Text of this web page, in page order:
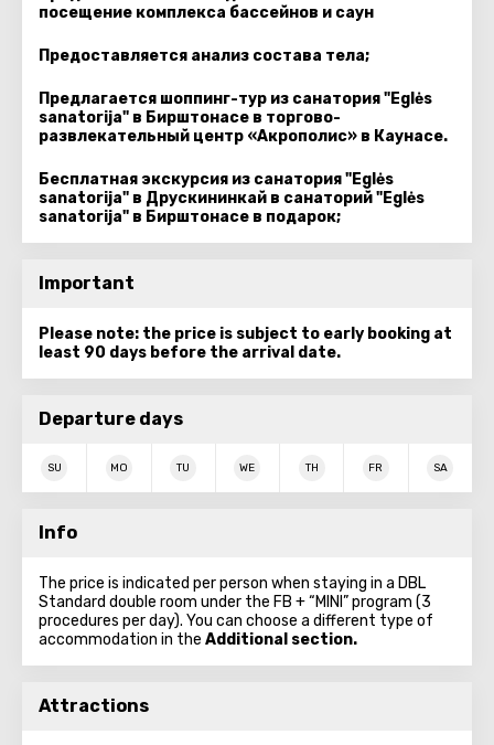
посещение комплекса бассейнов и саун
Предоставляется анализ состава тела;
Предлагается шоппинг-тур из санатория "Eglės
sanatorija" в Бирштонасе в торгово-
развлекательный центр «Акрополис» в Каунасе.
Бесплатная экскурсия из санатория "Eglės
sanatorija" в Друскининкай в санаторий "Eglės
sanatorija" в Бирштонасе в подарок;
Important
Please note: the price is subject to early booking at
least 90 days before the arrival date.
Departure days
SU MO TU WE TH FR SA
Info
The price is indicated per person when staying in a DBL
Standard double room under the FB + “MINI” program (3
procedures per day). You can choose a different type of
accommodation in the Additional section.
Attractions